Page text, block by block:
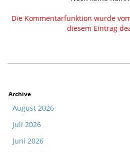
Die Kommentarfunktion wurde
diesem Eintrag
Archive
August 2026
Juli 2026
Juni 2026